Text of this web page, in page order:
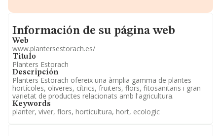
Información oficial y registral complementaria.
Informacion de su página web
Información de su página web
Web
www.plantersestorach.es/
Titulo
Planters Estorach
Descripción
Planters Estorach ofereix una àmplia gamma de plantes
hortícoles, oliveres, cítrics, fruiters, flors, fitosanitaris i gran
varietat de productes relacionats amb l'agricultura.
Keywords
planter, viver, flors, horticultura, hort, ecologic